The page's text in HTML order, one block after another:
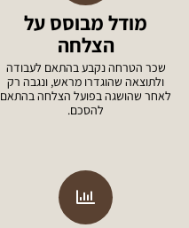
מודל מבוסס על
הצלחה
שכר הטרחה נקבע בהתאם לעבודה
ולתוצאה שהוגדרו מראש, ונגבה רק
לאחר שהושגה בפועל הצלחה בהתאם
להסכם.